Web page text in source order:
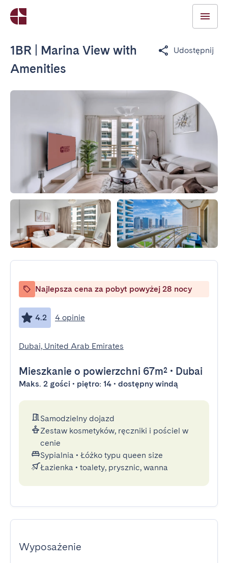
1BR | Marina View with
Amenities
Udostępnij
Najlepsza cena za pobyt powyżej 28 nocy
4.2 4 opinie
Dubai, United Arab Emirates
Mieszkanie o powierzchni 67m² • Dubai
Maks. 2 gości • piętro: 14 • dostępny windą
Samodzielny dojazd
Zestaw kosmetyków, ręczniki i pościel w
cenie
Sypialnia • Łóżko typu queen size
Łazienka • toalety, prysznic, wanna
Wyposażenie